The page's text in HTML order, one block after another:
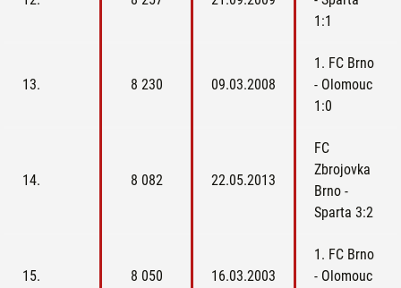
1:1
13. 8 230 09.03.2008
1. FC Brno
- Olomouc
1:0
14. 8 082 22.05.2013
FC
Zbrojovka
Brno -
Sparta 3:2
15. 8 050 16.03.2003
1. FC Brno
- Olomouc